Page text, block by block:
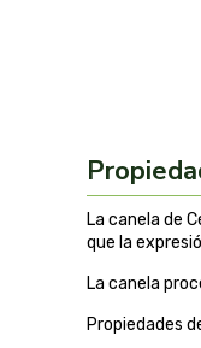
La canela de
que la
La canela
Propiedades